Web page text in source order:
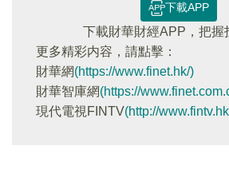
下載APP
下載財華財經APP，把握
更多精彩内容，請點擊：
財華網(https://www.finet.hk/)
財華智庫網(https://
現代電視FINTV(http://